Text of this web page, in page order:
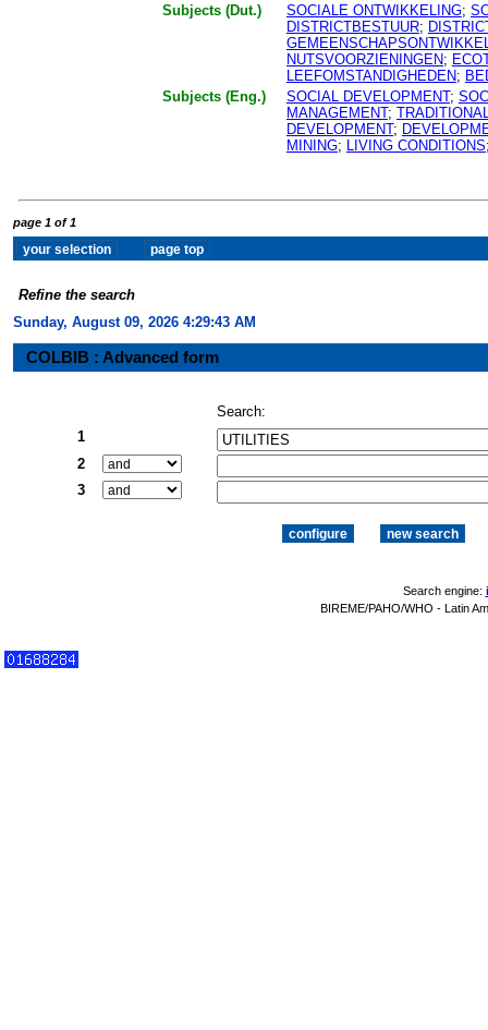
Subjects (Dut.)
SOCIALE ONTWIKKELING;
DISTRICTBESTUUR;
NUTSVOORZIENINGEN;
LEEFOMSTANDIGHEDEN;
Subjects (Eng.)
SOCIAL DEVELOPMENT;
MANAGEMENT;
DEVELOPMENT;
MINING; LIVING CONDITIONS
page 1 of 1
Refine the search
Sunday, August 09, 2026 4:29:43 AM
COLBIB : Advanced form
Search:
1
2
3
Search engine:
BIREME/PAHO/WHO - Latin